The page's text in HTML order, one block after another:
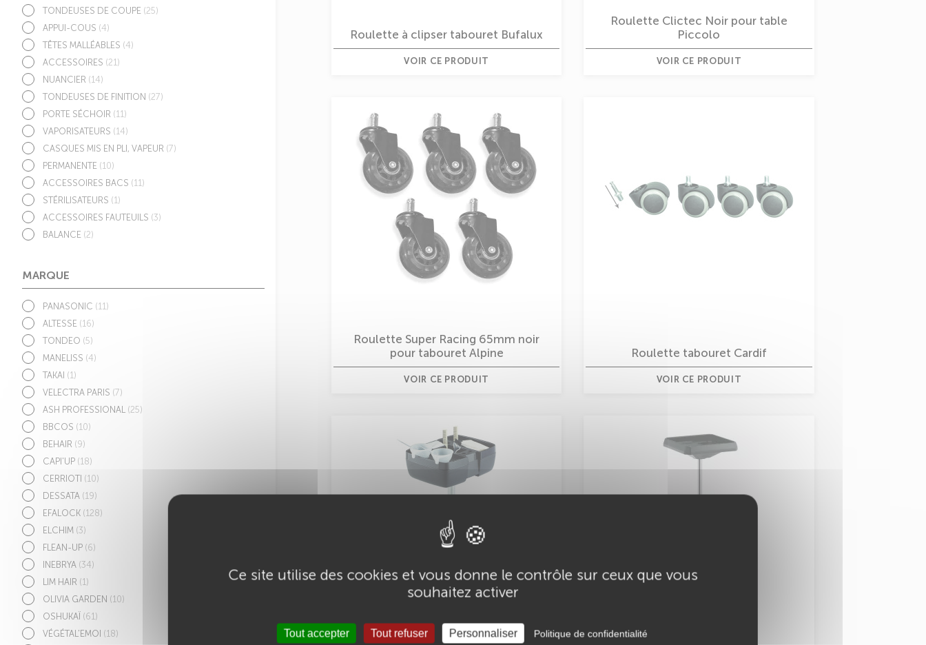
TONDEUSES DE COUPE (25)
APPUI-COUS (4)
TÊTES MALLÉABLES (4)
ACCESSOIRES (21)
NUANCIER (14)
TONDEUSES DE FINITION (27)
PORTE SÉCHOIR (11)
VAPORISATEURS (14)
CASQUES MIS EN PLI, VAPEUR (7)
PERMANENTE (10)
ACCESSOIRES BACS (11)
STÉRILISATEURS (1)
ACCESSOIRES FAUTEUILS (3)
BALANCE (2)
MARQUE
PANASONIC (11)
ALTESSE (16)
TONDEO (5)
MANELISS (4)
TAKAI (1)
VELECTRA PARIS (7)
ASH PROFESSIONAL (25)
BBCOS (10)
BEHAIR (9)
CAPI'UP (18)
CERRIOTI (10)
DESSATA (19)
EFALOCK (128)
ELCHIM (3)
FLEAN-UP (6)
INEBRYA (34)
LIM HAIR (1)
OLIVIA GARDEN (10)
OSHUKAÏ (61)
VÉGÉTAL'EMOI (18)
Roulette à clipser tabouret Bufalux
VOIR CE PRODUIT
Roulette Clictec Noir pour table
Piccolo
VOIR CE PRODUIT
Roulette Super Racing 65mm noir
pour tabouret Alpine
VOIR CE PRODUIT
Roulette tabouret Cardif
VOIR CE PRODUIT
Ce site utilise des cookies et vous donne le contrôle sur ceux que vous
souhaitez activer
Tout accepter Tout refuser Personnaliser Politique de confidentialité